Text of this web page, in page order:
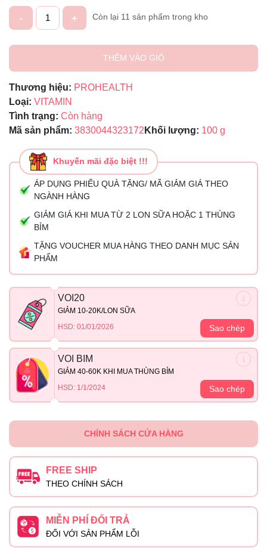
- + Còn lại 11 sản phẩm trong kho
THÊM VÀO GIỎ
Thương hiệu: PROHEALTH
Loại: VITAMIN
Tình trạng: Còn hàng
Mã sản phẩm: 3830044323172 Khối lượng: 100 g
Khuyến mãi đặc biệt !!!
ÁP DỤNG PHIẾU QUÀ TẶNG/ MÃ GIẢM GIÁ THEO
NGÀNH HÀNG
GIẢM GIÁ KHI MUA TỪ 2 LON SỮA HOẶC 1 THÙNG
BỈM
TẶNG VOUCHER MUA HÀNG THEO DANH MỤC SẢN
PHẨM
VOI20
GIẢM 10-20K/LON SỮA
HSD: 01/01/2026
Sao chép
VOI BIM
GIẢM 40-60K KHI MUA THÙNG BỈM
HSD: 1/1/2024
Sao chép
CHÍNH SÁCH CỬA HÀNG
FREE SHIP
THEO CHÍNH SÁCH
MIỄN PHÍ ĐỔI TRẢ
ĐỐI VỚI SẢN PHẨM LỖI